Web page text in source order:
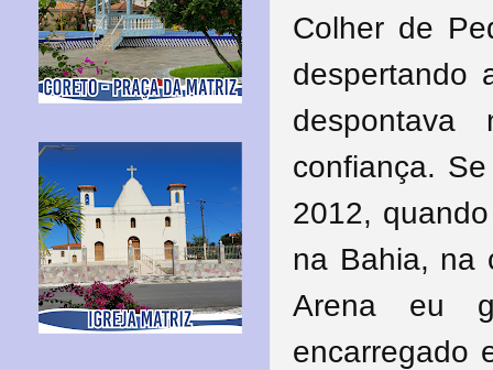
Colher de
despertando
confiança.
2012,
na Bahia, na
Arena eu
encarregado